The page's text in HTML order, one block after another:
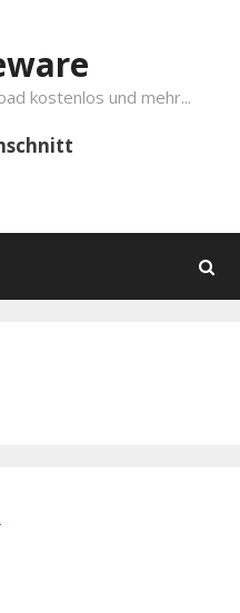
kostenlos und mehr...
Suchen